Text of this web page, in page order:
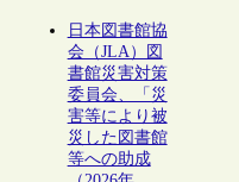
日本図書館協
会（JLA）図
書館災害対策
委員会、「災
害等により被
災した図書館
等への助成